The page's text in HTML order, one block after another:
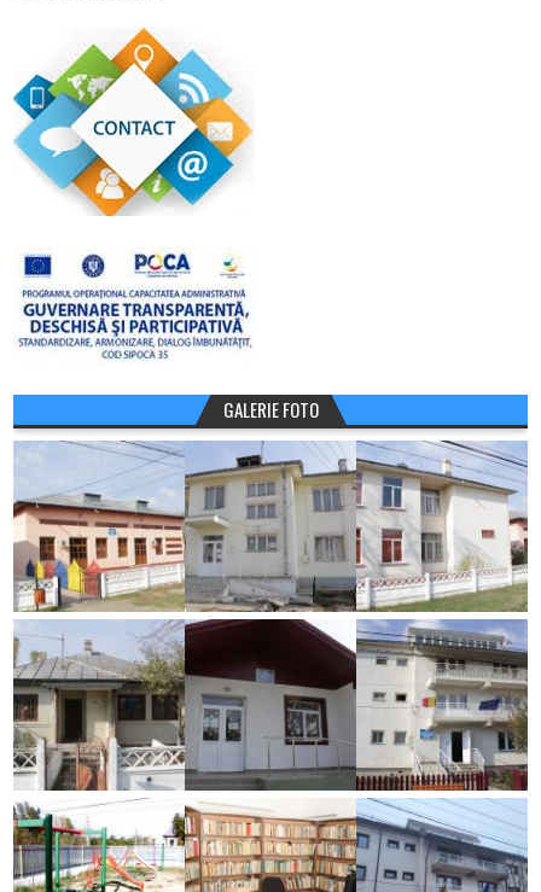
GALERIE FOTO